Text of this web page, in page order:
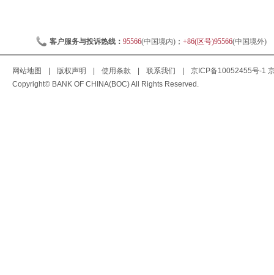
客户服务与投诉热线： 95566(中国境内)； +86(区号)95566(中国境外)
网站地图 版权声明 使用条款 联系我们 京ICP备10052455号-1
Copyright© BANK OF CHINA(BOC) All Rights Reserved.